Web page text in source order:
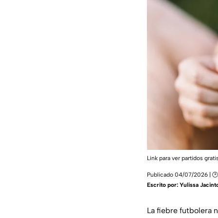
Link para ver partidos
Publicado 04/07/2026 |
Escrito por: Yulissa
La fiebre futbolera